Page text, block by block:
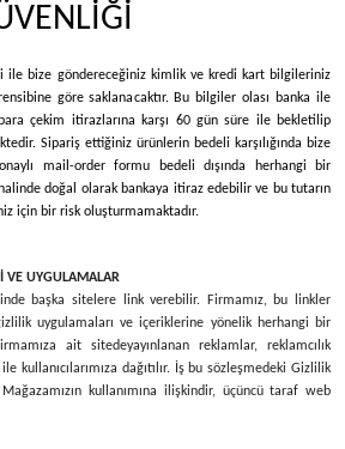
ile bize göndereceğiniz kimlik ve kredi kart bilgileriniz
göre saklanacaktır. Bu bilgiler olası banka ile
çekim itirazlarına karşı 60 gün süre ile bekletilip
Sipariş ettiğiniz ürünlerin bedeli karşılığında bize
onaylı mail-order formu bedeli dışında herhangi bir
doğal olarak bankaya itiraz edebilir ve bu tutarın
için bir risk oluşturmamaktadır.
VE UYGULAMALAR
başka sitelere link verebilir. Firmamız, bu linkler
uygulamaları ve içeriklerine yönelik herhangi bir
ait sitedeyayınlanan reklamlar, reklamcılık
kullanıcılarımıza dağıtılır. İş bu sözleşmedeki Gizlilik
kullanımına ilişkindir, üçüncü taraf web